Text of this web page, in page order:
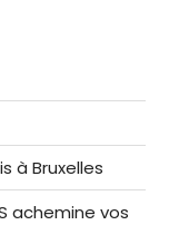
à Bruxelles
achemine vos